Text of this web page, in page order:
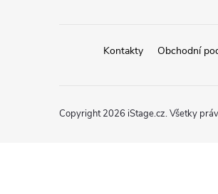
Kontakty Obchodní
Copyright 2026 iStage.cz. Všetky